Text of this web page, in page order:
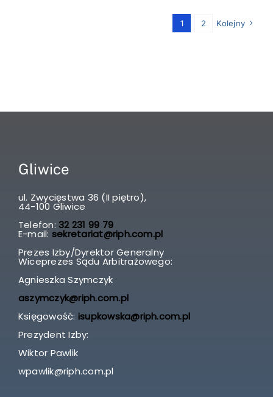
1 2 Kolejny
Gliwice
ul. Zwycięstwa 36 (II piętro),
44-100 Gliwice
Telefon: 32 231 99 79
E-mail: sekretariat@riph.com.pl
Prezes Izby/Dyrektor Generalny
Wiceprezes Sądu Arbitrażowego:
Agnieszka Szymczyk
aszymczyk@riph.com.pl
Księgowość: isupkowska@riph.com.pl
Prezydent Izby:
Wiktor Pawlik
wpawlik@riph.com.pl